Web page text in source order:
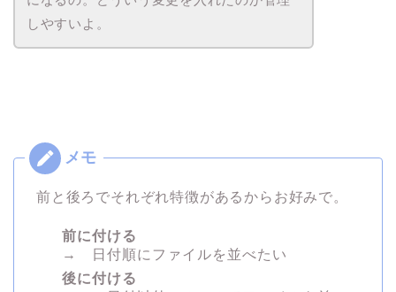
しやすいよ。
前と後ろでそれぞれ特徴があるからお好みで。
前に付ける
→ 日付順にファイルを並べたい
後に付ける